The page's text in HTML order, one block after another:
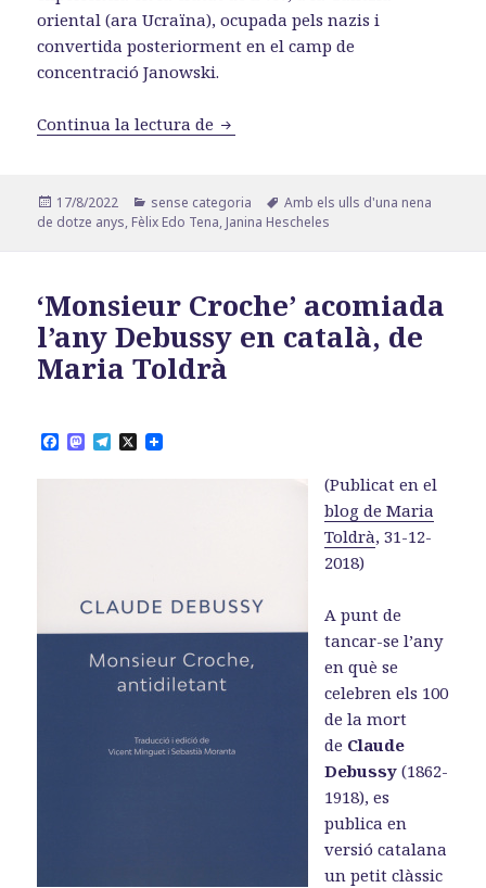
oriental (ara Ucraïna), ocupada pels nazis i
convertida posteriorment en el camp de
concentració Janowski.
Continua la lectura de «Janina Hescheles: amb els ulls
Publicat
el
17/8/2022 Categories
sense categoria Etiquetes
Amb els ulls d'una nena
de dotze anys, Fèlix Edo Tena, Janina Hescheles
‘Monsieur Croche’ acomiada
l’any Debussy en català, de
Maria Toldrà
F
a
M
a
T
e
X
(Publicat en el
blog de Maria
Toldrà, 31-12-
2018)
A punt de
tancar-se l’any
en què se
celebren els 100
de la mort
de Claude
Debussy (1862-
1918), es
publica en
versió catalana
un petit clàssic